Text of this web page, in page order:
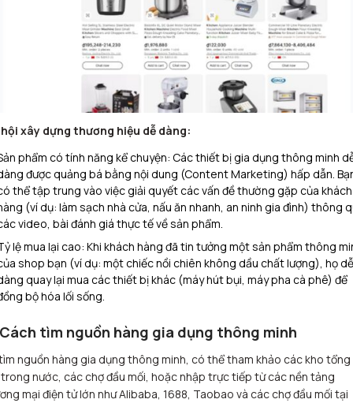
xây dựng thương hiệu dễ dàng:
phẩm có tính năng kể chuyện: Các thiết bị gia dụng thông minh
được quảng bá bằng nội dung (Content Marketing) hấp dẫn.
thể tập trung vào việc giải quyết các vấn đề thường gặp của khách
(ví dụ: làm sạch nhà cửa, nấu ăn nhanh, an ninh gia đình) thông
video, bài đánh giá thực tế về sản phẩm.
lệ mua lại cao: Khi khách hàng đã tin tưởng một sản phẩm thông
shop bạn (ví dụ: một chiếc nồi chiên không dầu chất lượng), họ dễ
quay lại mua các thiết bị khác (máy hút bụi, máy pha cà phê) để
bộ hóa lối sống.
tìm nguồn hàng gia dụng thông minh
nguồn hàng gia dụng thông minh, có thể tham khảo các kho tổng
nước, các chợ đầu mối, hoặc nhập trực tiếp từ các nền tảng
mại điện tử lớn như Alibaba, 1688, Taobao và các chợ đầu mối tại